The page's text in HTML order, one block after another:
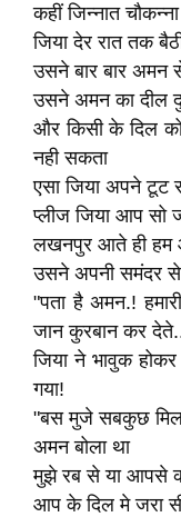
कहीं जिन्नात
जिया देर रात तक
उसने बार बार अमन से
उसने अमन का दील
और किसी के दिल को
नही सकता
एसा जिया अपने टूट
प्लीज जिया आप सो
लखनपुर आते ही हम
उसने अपनी समंदर
"पता है अमन.!
जान कुरबान कर
जिया ने भावुक
गया!
"बस मुजे सबकुछ मिल
अमन बोला था
मुझे रब से या आपसे
आप के दिल मे जरा